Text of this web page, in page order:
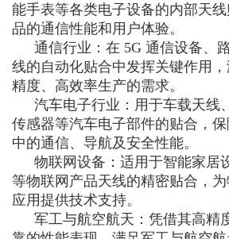
能手表等各类电子设备的内部天
品的通信性能和用户体验。
通信行业：在 5G 通信设备、
线的自动化贴合中发挥关键作用
精度、高效率生产的需求。
汽车电子行业：用于车载天线
传感器等汽车电子部件的贴合，
中的通信、导航及安全性能。
物联网设备：适用于智能家居
等物联网产品天线的精密贴合，
应用提供技术支持。
军工与航空航天：凭借其高精